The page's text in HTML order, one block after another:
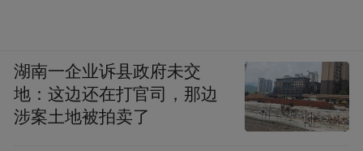
湖南一企业诉县政府未交
地：这边还在打官司，那边
涉案土地被拍卖了